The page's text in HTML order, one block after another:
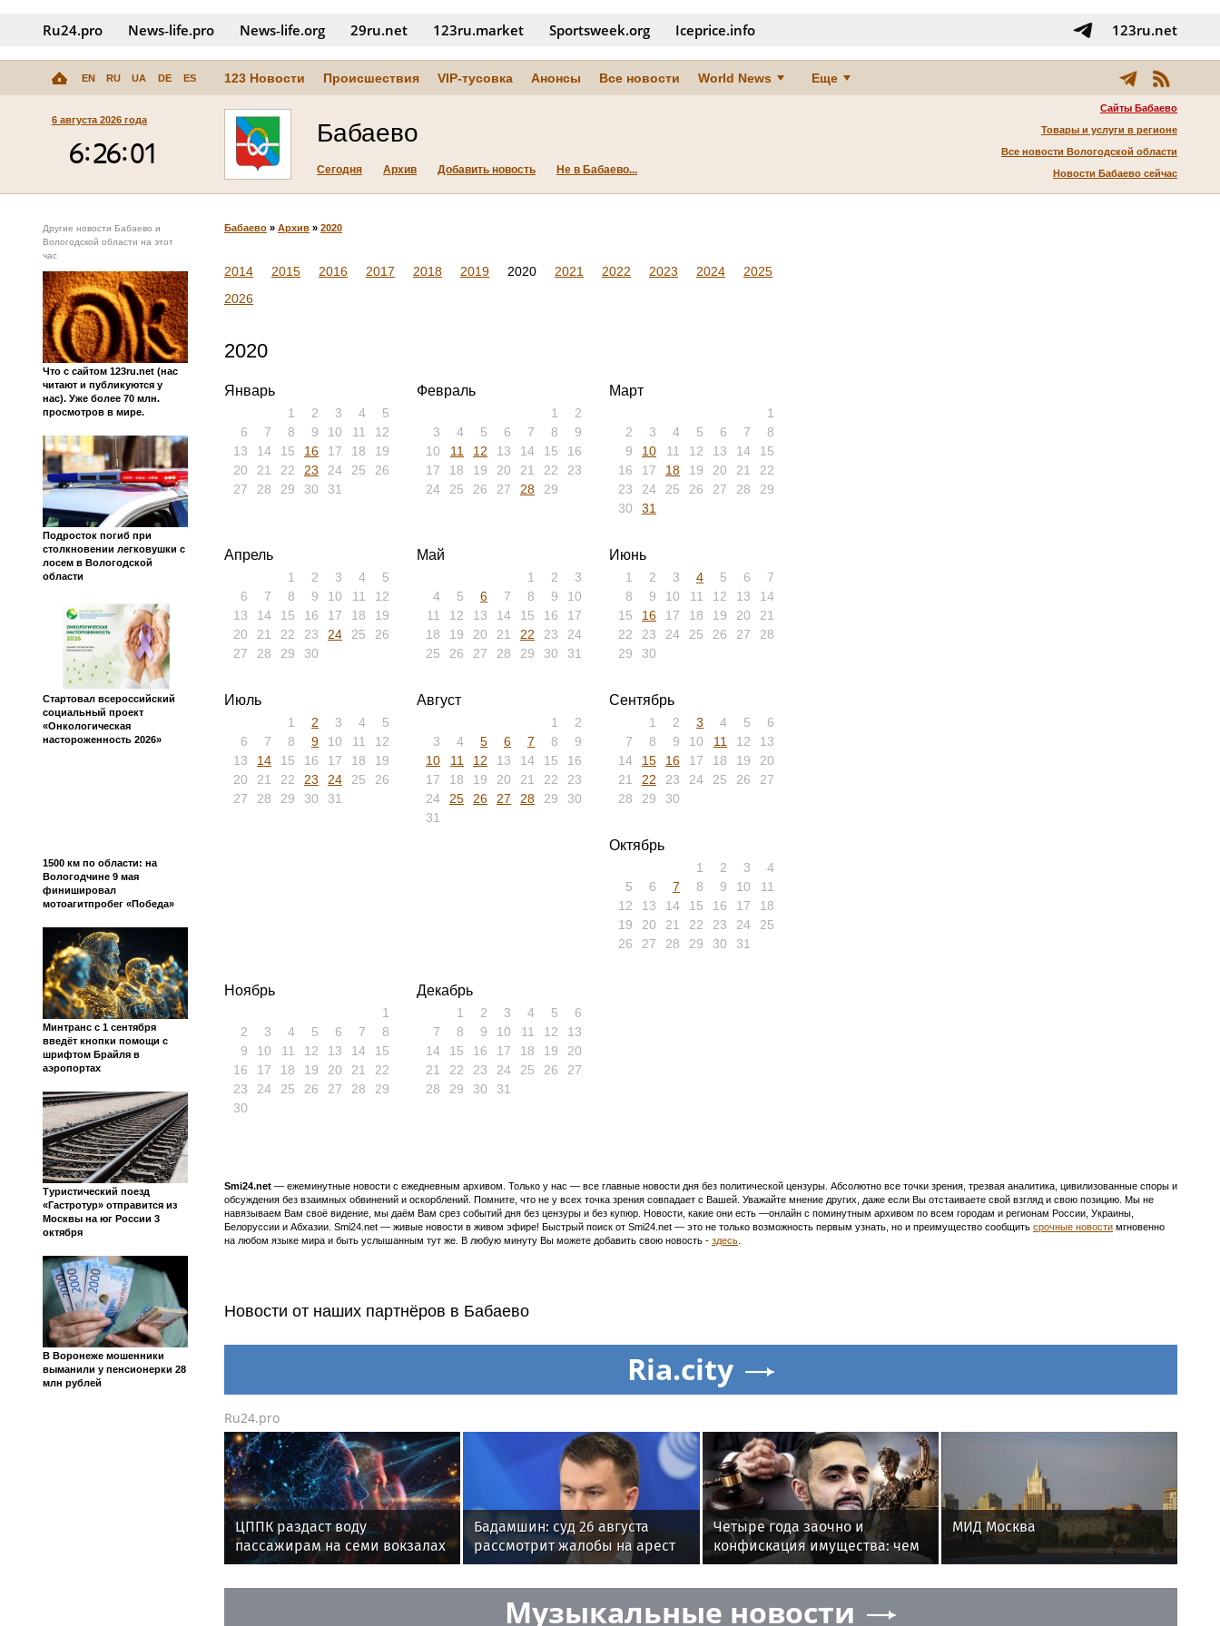
Ru24.pro News‑life.pro News‑life.org 29ru.net 123ru.market Sportsweek.org Iceprice.info 123ru.net
EN RU UA DE ES 123 Новости Происшествия VIP-тусовка Анонсы Все новости World News Еще
6 августа 2026 года
Сайты Бабаево
Товары и услуги в регионе
Все новости Вологодской области
Новости Бабаево сейчас
Бабаево
Сегодня Архив Добавить новость Не в Бабаево...
Другие новости Бабаево и
Вологодской области на этот
час
Что с сайтом 123ru.net (нас
читают и публикуются у
нас). Уже более 70 млн.
просмотров в мире.
Подросток погиб при
столкновении легковушки с
лосем в Вологодской
области
Стартовал всероссийский
социальный проект
«Онкологическая
настороженность 2026»
1500 км по области: на
Вологодчине 9 мая
финишировал
мотоагитпробег «Победа»
Минтранс с 1 сентября
введёт кнопки помощи с
шрифтом Брайля в
аэропортах
Туристический поезд
«Гастротур» отправится из
Москвы на юг России 3
октября
В Воронеже мошенники
выманили у пенсионерки 28
млн рублей
Бабаево » Архив » 2020
2014 2015 2016 2017 2018 2019 2020 2021 2022 2023 2024
2025
2026
2020
Январь
1 2 3 4
5
6
7 8 9 10 11
12
13
14 15 16 17 18
19
20
21 22 23 24 25
26
27
28 29 30 31
Февраль
1
2
3
4 5 6 7 8
9
10
11 12 13 14 15
16
17
18 19 20 21 22
23
24
25 26 27 28 29
Март
1
2
3 4 5 6 7
8
9
10 11 12 13 14
15
16
17 18 19 20 21
22
23
24 25 26 27 28
29
30
31
Апрель
1 2 3 4
5
6
7 8 9 10 11
12
13
14 15 16 17 18
19
20
21 22 23 24 25
26
27
28 29 30
Май
1 2
3
4
5 6 7 8 9
10
11
12 13 14 15 16
17
18
19 20 21 22 23
24
25
26 27 28 29 30 31
Июнь
1 2 3 4 5 6
7
8
9 10 11 12 13
14
15
16 17 18 19 20
21
22
23 24 25 26 27
28
29
30
Июль
1 2 3 4
5
6
7 8 9 10 11
12
13
14 15 16 17 18
19
20
21 22 23 24 25
26
27
28 29 30 31
Август
1
2
3
4 5 6 7 8
9
10
11 12 13 14 15
16
17
18 19 20 21 22
23
24
25 26 27 28 29
30
31
Сентябрь
1 2 3 4 5
6
7
8 9 10 11 12
13
14
15 16 17 18 19
20
21
22 23 24 25 26
27
28
29 30
Октябрь
1 2 3
4
5
6 7 8 9 10
11
12
13 14 15 16 17
18
19
20 21 22 23 24
25
26
27 28 29 30 31
Ноябрь
1
2
3 4 5 6 7
8
9
10 11 12 13 14
15
16
17 18 19 20 21
22
23
24 25 26 27 28
29
30
Декабрь
1 2 3 4 5
6
7
8 9 10 11 12
13
14
15 16 17 18 19
20
21
22 23 24 25 26
27
28
29 30 31
Smi24.net — ежеминутные новости с ежедневным архивом. Только у нас — все главные новости дня без политической цензуры. Абсолютно все точки зрения, трезвая аналитика, цивилизованные споры и
обсуждения без взаимных обвинений и оскорблений. Помните, что не у всех точка зрения совпадает с Вашей. Уважайте мнение других, даже если Вы отстаиваете свой взгляд и свою позицию. Мы не
навязываем Вам своё видение, мы даём Вам срез событий дня без цензуры и без купюр. Новости, какие они есть —онлайн с поминутным архивом по всем городам и регионам России, Украины,
Белоруссии и Абхазии. Smi24.net — живые новости в живом эфире! Быстрый поиск от Smi24.net — это не только возможность первым узнать, но и преимущество сообщить срочные новости мгновенно
на любом языке мира и быть услышанным тут же. В любую минуту Вы можете добавить свою новость - здесь
Новости от наших партнёров в Бабаево
Ria.city
Ru24.pro
ЦППК раздаст воду
пассажирам на семи вокзалах
Москвы
Бадамшин: суд 26 августа
рассмотрит жалобы на арест
блогера Ильи Ремесло
Четыре года заочно и
конфискация имущества: чем
завершился процесс над
МИД Москва
Музыкальные новости